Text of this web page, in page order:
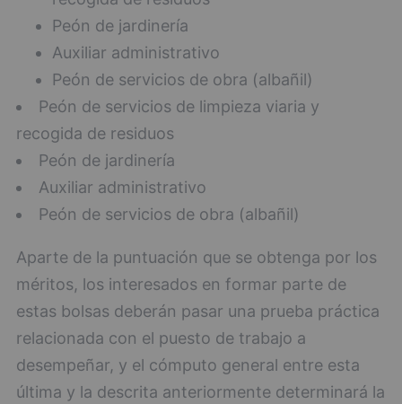
Peón de jardinería
Auxiliar administrativo
Peón de servicios de obra (albañil)
Peón de servicios de limpieza viaria y
recogida de residuos
Peón de jardinería
Auxiliar administrativo
Peón de servicios de obra (albañil)
Aparte de la puntuación que se obtenga por los
méritos, los interesados en formar parte de
estas bolsas deberán pasar una prueba práctica
relacionada con el puesto de trabajo a
desempeñar, y el cómputo general entre esta
última y la descrita anteriormente determinará la